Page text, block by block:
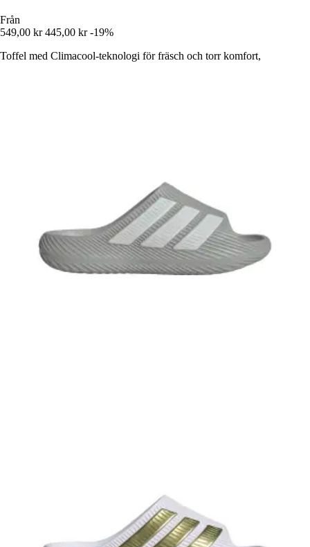
Från
549,00 kr 445,00 kr -19%
Toffel med Climacool-teknologi för fräsch och torr komfort,